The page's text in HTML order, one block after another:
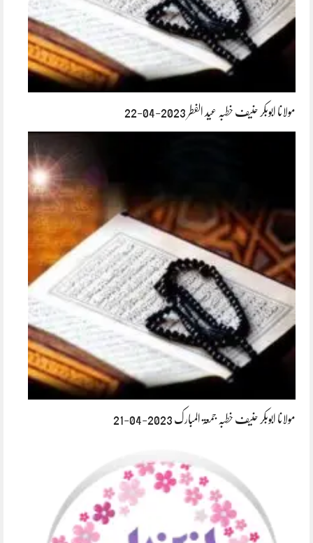
مولانا ابوبکر حنیف خطبہ عید الفطر 2023-04-22
مولانا ابوبکر حنیف خطبہ جمعۃ المبارک 2023-04-21